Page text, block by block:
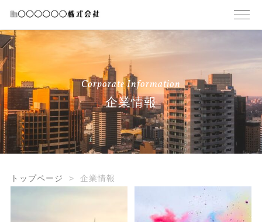
Corporate Information
企業情報
トップページ 企業情報